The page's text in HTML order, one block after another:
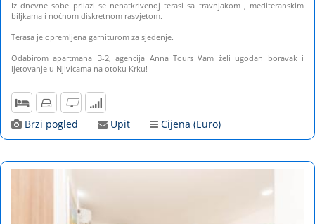
Iz dnevne sobe prilazi se nenatkrivenoj terasi sa travnjakom , mediteranskim
biljkama i noćnom diskretnom rasvjetom.
Terasa je opremljena garniturom za sjedenje.
Odabirom apartmana B-2, agencija Anna Tours Vam želi ugodan boravak i
ljetovanje u Njivicama na otoku Krku!
Brzi pogled Upit Cijena (Euro)